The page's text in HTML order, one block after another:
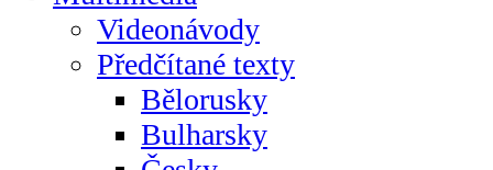
Videonávody
Předčítané texty
Bělorusky
Bulharsky